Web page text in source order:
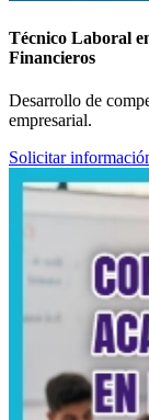
Técnico Laboral
Financieros
Desarrollo de
empresarial.
Solicitar